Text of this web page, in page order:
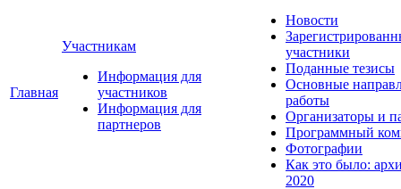
Главная
Участникам
Информация для
участников
Информация для
партнеров
Новости
участники
Поданные тезисы
Основные
работы
Организаторы и
Программный
Фотографии
Как это было:
2020